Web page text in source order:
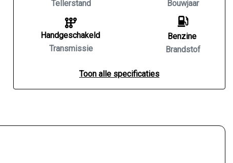
Tellerstand
Handgeschakeld
Transmissie
Bouwjaar
Benzine
Brandstof
Toon alle specificaties